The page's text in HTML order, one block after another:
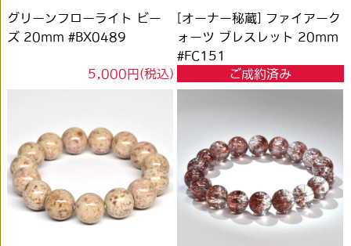
グリーンフローライト ビー
ズ 20mm #BX0489
5,000円(税込)
[オーナー秘蔵] ファイアーク
ォーツ ブレスレット 20mm
#FC151
ご成約済み